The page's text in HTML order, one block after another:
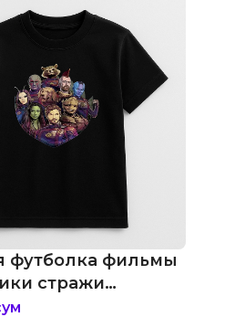
футболка фильмы
стражи
3